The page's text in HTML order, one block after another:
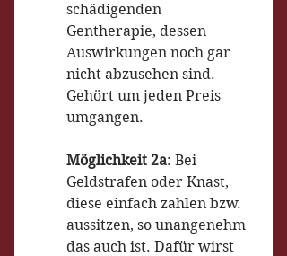
schädigenden
Gentherapie, dessen
Auswirkungen noch gar
nicht abzusehen sind.
Gehört um jeden Preis
umgangen.
Möglichkeit 2a: Bei
Geldstrafen oder Knast,
diese einfach zahlen bzw.
aussitzen, so unangenehm
das auch ist. Dafür wirst